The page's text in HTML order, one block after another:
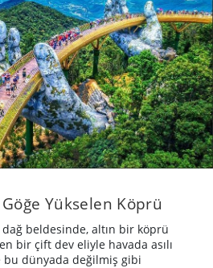
Yükselen Köprü
dağ beldesinde, altın bir köprü
bir çift dev eliyle havada asılı
dünyada değilmiş gibi